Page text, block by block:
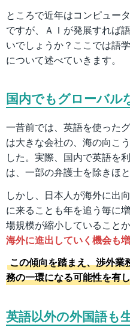
ところで近年はコンピュー
ですが、ＡＩが発展すれば
いでしょうか？ここでは語
について述べていきます。
国内でもグローバル
一昔前では、英語を使った
は大きな会社の、海の向こ
した。実際、国内で英語を
は、一部の弁護士を除きほ
しかし、日本人が海外に出
に来ることも年を追う毎に
場規模が縮小していること
海外に進出していく機会も
この傾向を踏まえ、渉外業
務の一環になる可能性を有
英語以外の外国語も